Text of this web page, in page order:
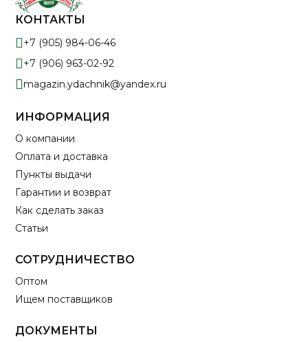
КОНТАКТЫ
+7 (905) 984-06-46
+7 (906) 963-02-92
magazin.ydachnik@yandex.ru
ИНФОРМАЦИЯ
О компании
Оплата и доставка
Пункты выдачи
Гарантии и возврат
Как сделать заказ
Статьи
СОТРУДНИЧЕСТВО
Оптом
Ищем поставщиков
ДОКУМЕНТЫ